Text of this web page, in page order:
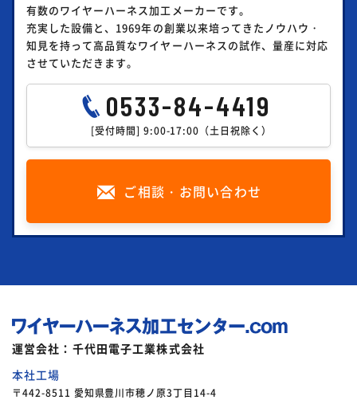
有数のワイヤーハーネス加工メーカーです。
充実した設備と、1969年の創業以来培ってきたノウハウ・
知見を持って高品質なワイヤーハーネスの試作、量産に対応
させていただきます。
0533-84-4419
[受付時間] 9:00-17:00（土日祝除く）
ご相談・お問い合わせ
運営会社：千代田電子工業株式会社
本社工場
〒442-8511 愛知県豊川市穂ノ原3丁目14-4